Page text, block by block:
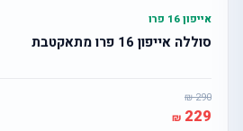
אייפון 16 פרו
סוללה אייפון 16 פרו מתאקטבת
290
229